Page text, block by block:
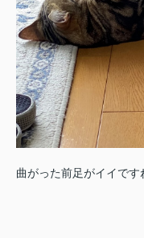
曲がった前足がイイです